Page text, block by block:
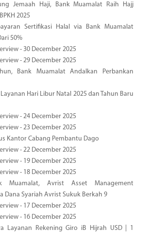
Jemaah Haji, Bank Muamalat Raih Hajj
2025
Sertifikasi Halal via Bank Muamalat
50%
- 30 December 2025
- 29 December 2025
Bank Muamalat Andalkan Perbankan
Hari Libur Natal 2025 dan Tahun Baru
- 24 December 2025
- 23 December 2025
Kantor Cabang Pembantu Dago
- 22 December 2025
- 19 December 2025
- 18 December 2025
Muamalat, Avrist Asset Management
Dana Syariah Avrist Sukuk Berkah 9
- 17 December 2025
- 16 December 2025
Layanan Rekening Giro iB Hijrah USD | 1